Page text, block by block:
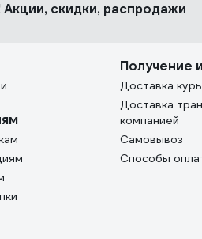
Акции, скидки, распродажи
Получение
Доставка
Доставка
компанией
Самовывоз
Способы